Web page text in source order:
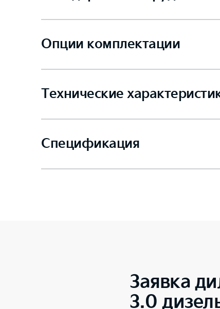
Опции комплектации
Технические
Спецификация
Заявка
3.0